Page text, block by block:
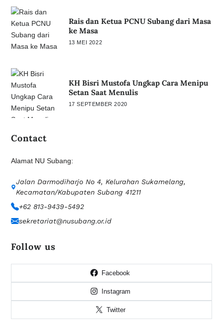
Rais dan Ketua PCNU Subang dari Masa
ke Masa
13 MEI 2022
KH Bisri Mustofa Ungkap Cara Menipu
Setan Saat Menulis
17 SEPTEMBER 2020
Contact
Alamat NU Subang:
Jalan Darmodiharjo No 4, Kelurahan Sukamelang,
Kecamatan/Kabupaten Subang 41211
+62 813-9439-5492
sekretariat@nusubang.or.id
Follow us
Facebook
Instagram
Twitter